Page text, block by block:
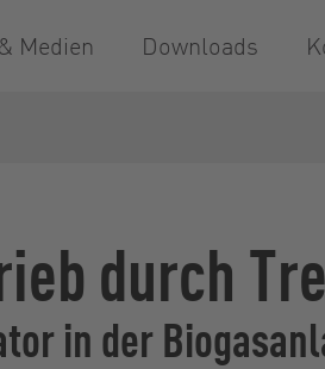
Medien Downloads
durch
in der